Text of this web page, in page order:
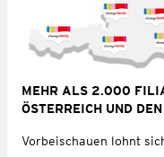
MEHR ALS 2.000
ÖSTERREICH UND
Vorbeischauen lohnt